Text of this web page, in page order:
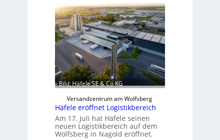
u
n
f
t
s
c
h
i
n
e
n
b
a
u
d
i
g
i
t
Bild: Häfele SE & Co KG
Versandzentrum am Wolfsberg
Häfele eröffnet Logistikbereich
Am 17. Juli hat Häfele seinen
neuen Logistikbereich auf dem
Wolfsberg in Nagold eröffnet.